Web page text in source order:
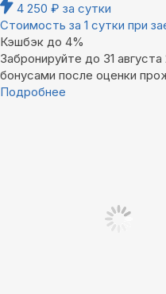
4 250 ₽ за сутки
Стоимость за 1 сутки при
Кэшбэк до 4%
Забронируйте до 31
бонусами после оценки
Подробнее